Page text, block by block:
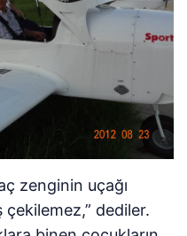
zenginin uçağı
dediler.